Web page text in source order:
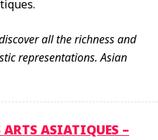
all the richness and
representations. Asian
ASIATIQUES –